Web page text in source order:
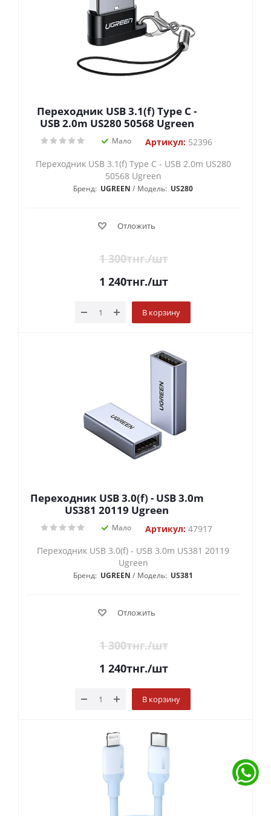
Переходник USB 3.1(f) Type C -
USB 2.0m US280 50568 Ugreen
Мало Артикул:52396
Переходник USB 3.1(f) Type C - USB 2.0m US280
50568 Ugreen
Бренд: UGREEN Модель: US280
Отложить
1 300тнг./шт
1 240тнг./шт
В корзину
Переходник USB 3.0(f) - USB 3.0m
US381 20119 Ugreen
Мало Артикул:47917
Переходник USB 3.0(f) - USB 3.0m US381 20119
Ugreen
Бренд: UGREEN Модель: US381
Отложить
1 300тнг./шт
1 240тнг./шт
В корзину